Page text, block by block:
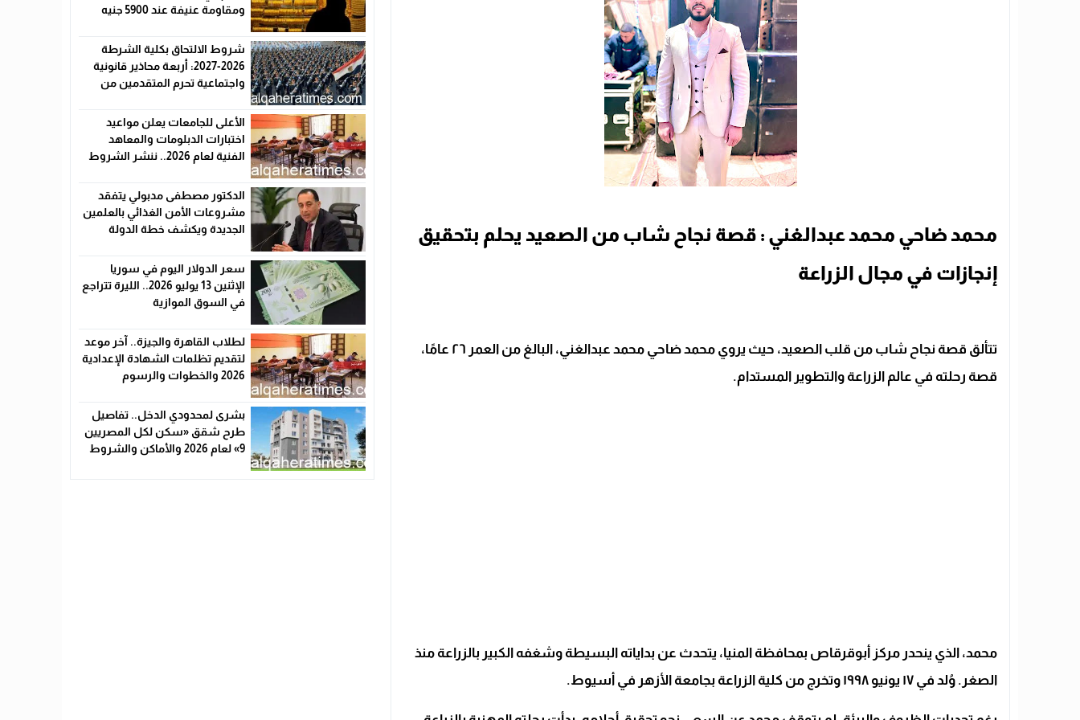
محمد ضاحي محمد عبدالغني : قصة نجاح شاب من الصعيد يحلم بتحقيق
إنجازات في مجال الزراعة
تتألق قصة نجاح شاب من قلب الصعيد، حيث يروي محمد ضاحي محمد عبدالغني، البالغ من العمر ٢٦ عامًا،
قصة رحلته في عالم الزراعة والتطوير المستدام.
محمد، الذي ينحدر مركز أبوقرقاص بمحافظة المنيا، يتحدث عن بداياته البسيطة وشغفه الكبير بالزراعة منذ
الصغر. وُلد في ١٧ يونيو ١٩٩٨ وتخرج من كلية الزراعة بجامعة الأزهر في أسيوط.
ومقاومة عنيفة عند 5900 جنيه
شروط الالتحاق بكلية الشرطة
2026-2027: أربعة محاذير قانونية
واجتماعية تحرم المتقدمين من
الأعلى للجامعات يعلن مواعيد
اختبارات الدبلومات والمعاهد
الفنية لعام 2026.. ننشر الشروط
الدكتور مصطفى مدبولي يتفقد
مشروعات الأمن الغذائي بالعلمين
الجديدة ويكشف خطة الدولة
سعر الدولار اليوم في سوريا
الإثنين 13 يوليو 2026.. الليرة تتراجع
في السوق الموازية
لطلاب القاهرة والجيزة.. آخر موعد
لتقديم تظلمات الشهادة الإعدادية
2026 والخطوات والرسوم
بشرى لمحدودي الدخل.. تفاصيل
طرح شقق «سكن لكل المصريين
9» لعام 2026 والأماكن والشروط